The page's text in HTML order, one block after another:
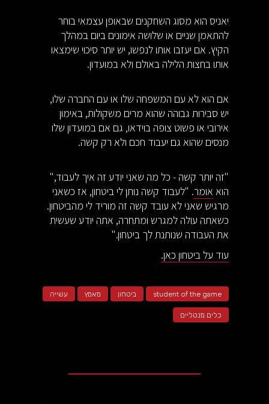
יאניס הוא מסוג השחקנים שבאופן עצמאי בוחר
להתאמן שניים או שלושה אימונים ביום במהלך
הקיץ. אם יעזבו אותו לנפשו, יש יותר סיכוי שימצאו
אותו בחצות הלילה באולם ולא במועדון.
אם הוא לא עם המשפחה שלו או עם החברה שלו,
יש סבירות גבוהה שהוא מרים משקולות, באימון
אירובי או פשוט צופה בוידאו, גם אם במועדון שלו
מנסים שהוא גם יעבוד חכם ולא רק קשה.
"זה יותר קשה - כל מה שאני יודע זה איך לעבוד,"
הוא אומר. "לעבוד קשה נותן לי ביטחון, אז כשאני
מרגיש שאני לא עובד קשה זה מוריד לי מהביטחון.
כשאתה עולה למגרש ומתחרה, אתה יודע שעשית
את העבודה שנותנת לך ביטחון."
עוד על ביטחון כאן.
student of the game ביטחון מאמץ עשייה
כלים מנטליים